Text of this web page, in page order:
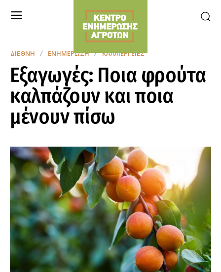
ΔΙΕΘΝΉ ΕΝΗΜΈΡΩΣΗ ΚΑΛΛΙΈΡΓΕΙΕΣ
Εξαγωγές: Ποια φρούτα
καλπάζουν και ποια
μένουν πίσω